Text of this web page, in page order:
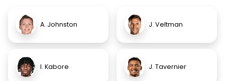
A. Johnston J. Veltman
I. Kabore J. Tavernier